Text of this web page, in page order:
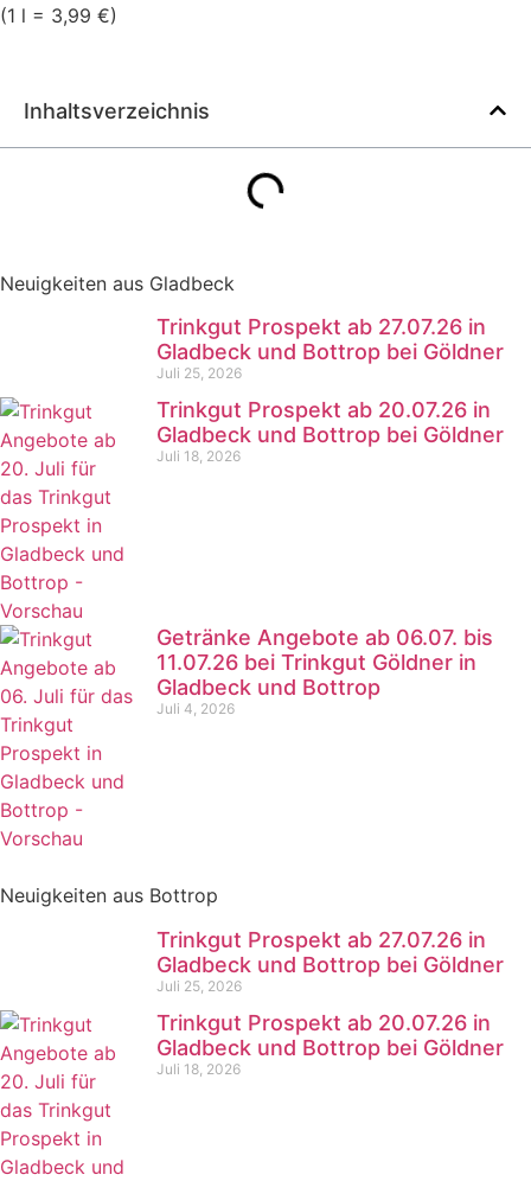
(1 l = 3,99 €)
Inhaltsverzeichnis
Neuigkeiten aus Gladbeck
Trinkgut Prospekt ab 27.07.26 in
Gladbeck und Bottrop bei Göldner
Juli 25, 2026
Trinkgut Prospekt ab 20.07.26 in
Gladbeck und Bottrop bei Göldner
Juli 18, 2026
Getränke Angebote ab 06.07. bis
11.07.26 bei Trinkgut Göldner in
Gladbeck und Bottrop
Juli 4, 2026
Neuigkeiten aus Bottrop
Trinkgut Prospekt ab 27.07.26 in
Gladbeck und Bottrop bei Göldner
Juli 25, 2026
Trinkgut Prospekt ab 20.07.26 in
Gladbeck und Bottrop bei Göldner
Juli 18, 2026